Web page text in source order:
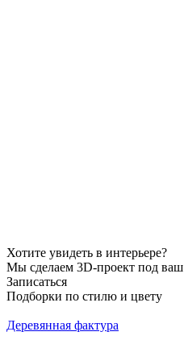
Хотите увидеть в интерьере?
Мы сделаем 3D-проект под ваш
Записаться
Подборки по стилю и цвету
Деревянная фактура